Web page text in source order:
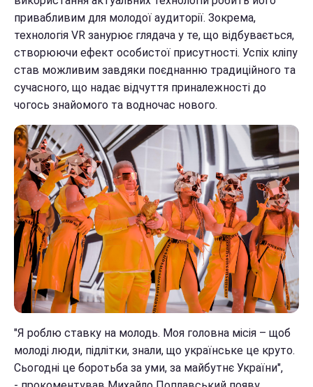
привабливим для молодої аудиторії. Зокрема,
технологія VR занурює глядача у те, що відбувається,
створюючи ефект особистої присутності. Успіх кліпу
став можливим завдяки поєднанню традиційного та
сучасного, що надає відчуття приналежності до
чогось знайомого та водночас нового.
"Я роблю ставку на молодь. Моя головна місія – щоб
молоді люди, підлітки, знали, що українське це круто.
Сьогодні це боротьба за уми, за майбутнє України",